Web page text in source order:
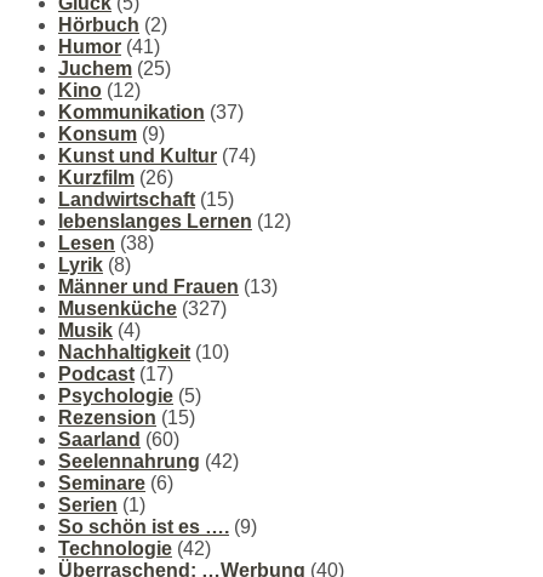
Hörbuch (2)
Humor (41)
Juchem (25)
Kino (12)
Kommunikation (37)
Konsum (9)
Kunst und Kultur (74)
Kurzfilm (26)
Landwirtschaft (15)
lebenslanges Lernen (12)
Lesen (38)
Lyrik (8)
Männer und Frauen (13)
Musenküche (327)
Musik (4)
Nachhaltigkeit (10)
Podcast (17)
Psychologie (5)
Rezension (15)
Saarland (60)
Seelennahrung (42)
Seminare (6)
Serien (1)
So schön ist es …. (9)
Technologie (42)
Überraschend: …Werbung (40)